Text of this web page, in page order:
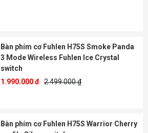
Bàn phím cơ Fuhlen H75S Smoke Panda
3 Mode Wireless Fuhlen Ice Crystal
switch
1.990.000 đ 2.499.000 ₫
Bàn phím cơ Fuhlen H75S Warrior Cherry